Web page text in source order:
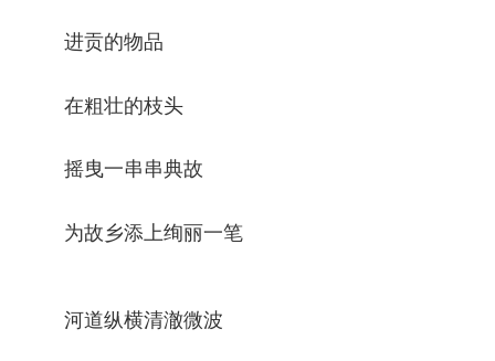
进贡的物品
在粗壮的枝头
摇曳一串串典故
为故乡添上绚丽一笔
河道纵横清澈微波